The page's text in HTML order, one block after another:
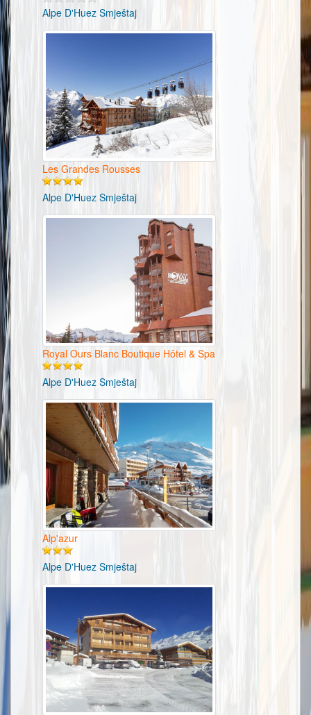
Alpe D'Huez Smještaj
Les Grandes Rousses
Alpe D'Huez Smještaj
Royal Ours Blanc Boutique Hôtel & Spa
Alpe D'Huez Smještaj
Alp'azur
Alpe D'Huez Smještaj